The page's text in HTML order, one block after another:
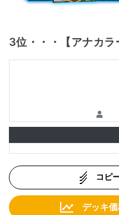
3位・・・【アナカ
コピ
デッキ